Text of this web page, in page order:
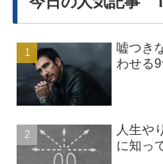
嘘つき
わせる
人生や
に知っ